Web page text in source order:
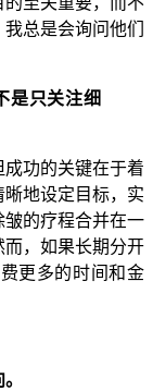
总是会询问他们
是只关注细
功的关键在于着
地设定目标，实
皱的疗程合并在一
，如果长期分开
更多的时间和金